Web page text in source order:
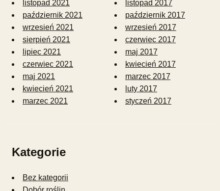
listopad 2021
październik 2021
wrzesień 2021
sierpień 2021
lipiec 2021
czerwiec 2021
maj 2021
kwiecień 2021
marzec 2021
listopad 2017
październik 2017
wrzesień 2017
czerwiec 2017
maj 2017
kwiecień 2017
marzec 2017
luty 2017
styczeń 2017
Kategorie
Bez kategorii